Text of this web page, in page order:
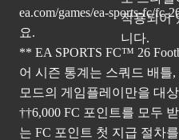
ea.com/games/ea-sports-fc/fc-
요.
** EA SPORTS FC™ 26
어 시즌 통계는 스쿼드 배틀
모드의 게임플레이만을 대
††6,000 FC 포인트를 모두
는 FC 포인트 첫 지급 절차